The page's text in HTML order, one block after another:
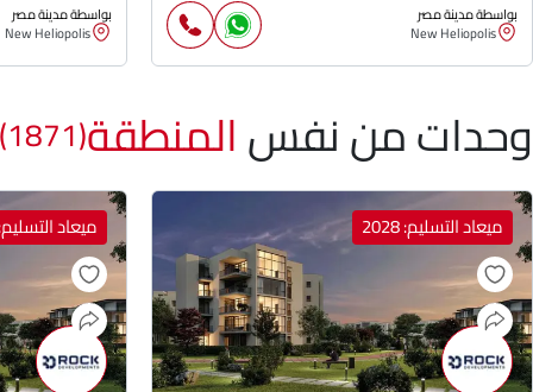
بواسطة مدينة مصر
New Heliopolis
بواسطة مدينة مصر
New Heliopolis
وحدات من نفسالمنطقة(1871)
ميعاد التسليم: 2028 ميعاد التسليم: 2028